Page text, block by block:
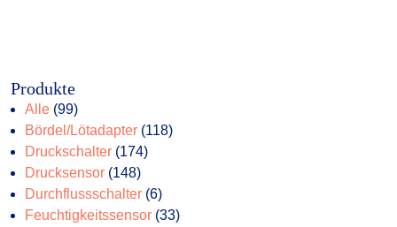
Produkte
Alle 9999
Produkte
Bördel/Lötadapter 118118
Druckschalter 174174
Drucksensor 148148
Produkte
Durchflussschalter 66
Produkte
Feuchtigkeitssensor 3333